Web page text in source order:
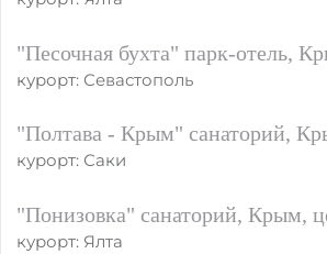
"Песочная бухта" парк-отель,
курорт: Севастополь
"Полтава - Крым" санаторий,
курорт: Саки
"Понизовка" санаторий, Крым,
курорт: Ялта